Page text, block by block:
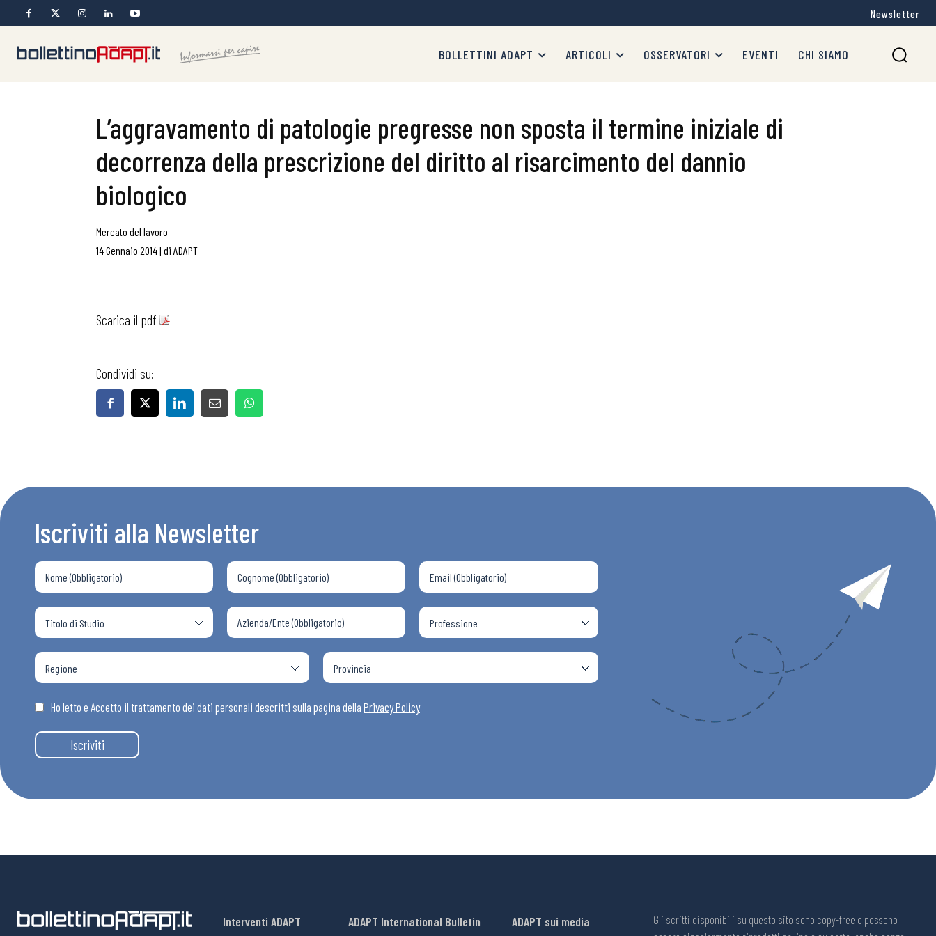
Bollettini ADAPT
Articoli
Osservatori
Newsletter
BOLLETTINI ADAPT ARTICOLI OSSERVATORI EVENTI CHI SIAMO
L’aggravamento di patologie pregresse non sposta il termine iniziale di
decorrenza della prescrizione del diritto al risarcimento del dannio
biologico
Mercato del lavoro
14 Gennaio 2014| di ADAPT
Scarica il pdf
Condividi su:
Iscriviti alla Newsletter
Ho letto e Accetto il trattamento dei dati personali descritti sulla pagina della Privacy Policy
Iscriviti
Interventi ADAPT ADAPT International Bulletin ADAPT sui media
Gli scritti disponibili su questo sito sono copy-free e possono